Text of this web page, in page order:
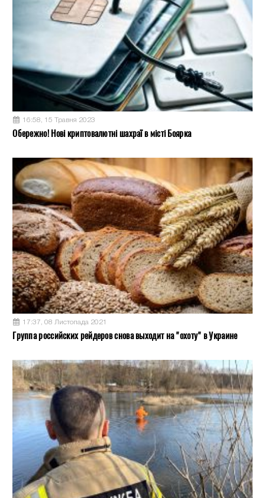
16:58, 15 Травня 2023
Обережно! Нові криптовалютні шахраї в місті Боярка
17:37, 08 Листопада 2021
Группа российских рейдеров снова выходит на "охоту" в Украине